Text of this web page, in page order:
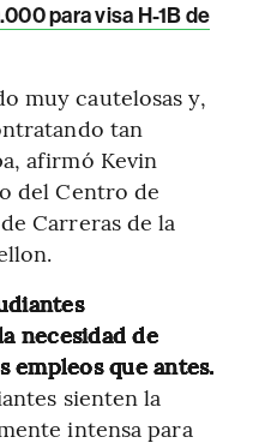
para visa H-1B de
muy cautelosas y,
tan
afirmó Kevin
del Centro de
Carreras de la
necesidad de
empleos que antes.
sienten la
intensa para